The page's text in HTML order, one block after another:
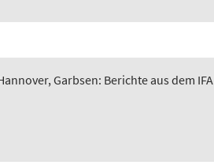
Garbsen: Berichte aus dem IFA